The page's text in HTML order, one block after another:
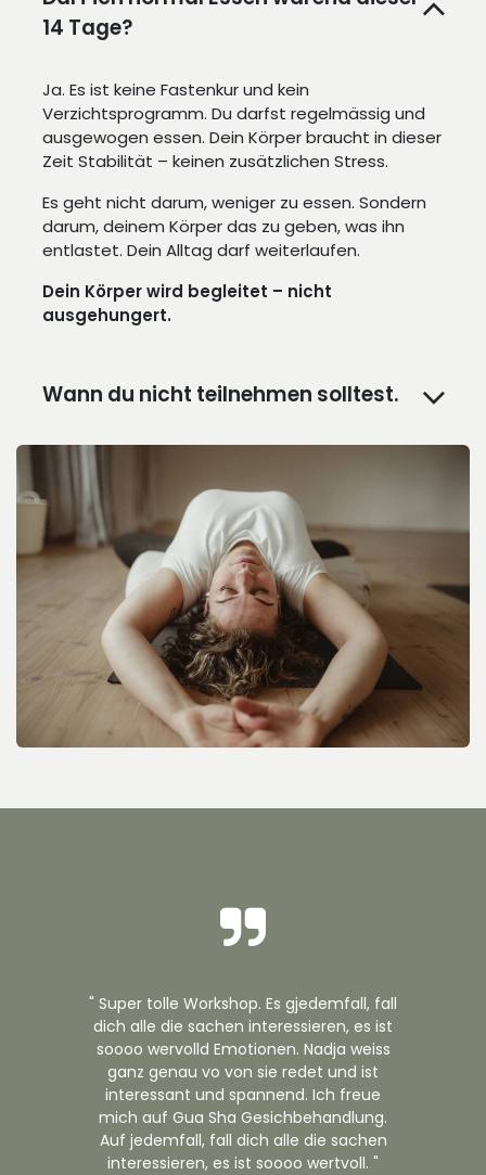
14 Tage?
Ja. Es ist keine Fastenkur und kein
Verzichtsprogramm. Du darfst regelmässig und
ausgewogen essen. Dein Körper braucht in dieser
Zeit Stabilität – keinen zusätzlichen Stress.
Es geht nicht darum, weniger zu essen. Sondern
darum, deinem Körper das zu geben, was ihn
entlastet. Dein Alltag darf weiterlaufen.
Dein Körper wird begleitet – nicht
ausgehungert.
Wann du nicht teilnehmen solltest.
" Super tolle Workshop. Es gjedemfall, fall
dich alle die sachen interessieren, es ist
soooo wervolld Emotionen. Nadja weiss
ganz genau vo von sie redet und ist
interessant und spannend. Ich freue
mich auf Gua Sha Gesichbehandlung.
Auf jedemfall, fall dich alle die sachen
interessieren, es ist soooo wertvoll. "